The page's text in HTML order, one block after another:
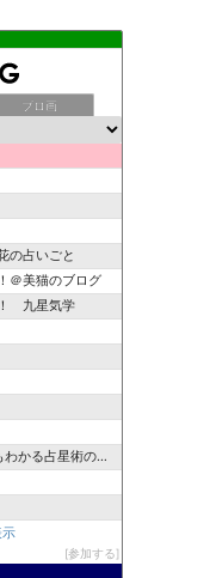
ブロ画
の占いごと
＠美猫のブログ
九星気学
術の極意『サビアン…
参加する